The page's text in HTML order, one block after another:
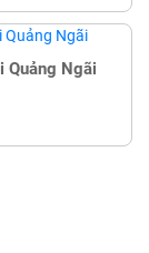
Quảng Ngãi